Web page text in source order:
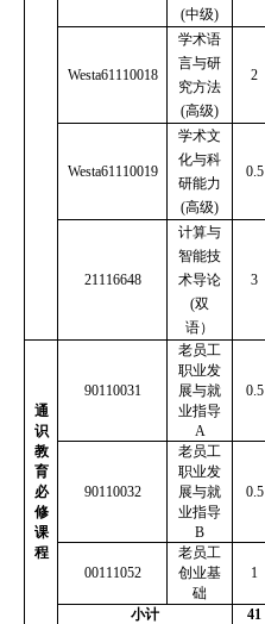
(中级)
Westa61110018
学术语
言与研
究方法
(高级)
2
Westa61110019
学术文
化与科
研能力
(高级)
0.5
21116648
计算与
智能技
术导论
(双
语）
3
通
识
教
育
必
修
课
程
90110031
老员工
职业发
展与就
业指导
A
0.5
90110032
老员工
职业发
展与就
业指导
B
0.5
00111052
老员工
创业基
础
1
小计 41